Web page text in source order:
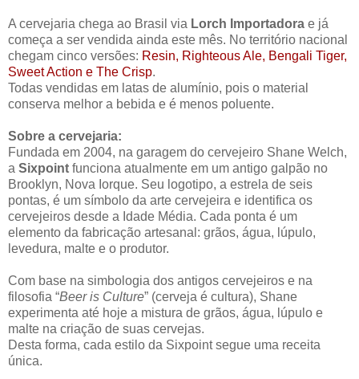
A cervejaria chega ao Brasil via Lorch Importadora e já
começa a ser vendida ainda este mês. No território nacional
chegam cinco versões: Resin, Righteous Ale, Bengali Tiger,
Sweet Action e The Crisp.
Todas vendidas em latas de alumínio, pois o material
conserva melhor a bebida e é menos poluente.
Sobre a cervejaria:
Fundada em 2004, na garagem do cervejeiro Shane Welch,
a Sixpoint funciona atualmente em um antigo galpão no
Brooklyn, Nova Iorque. Seu logotipo, a estrela de seis
pontas, é um símbolo da arte cervejeira e identifica os
cervejeiros desde a Idade Média. Cada ponta é um
elemento da fabricação artesanal: grãos, água, lúpulo,
levedura, malte e o produtor.
Com base na simbologia dos antigos cervejeiros e na
filosofia “Beer is Culture” (cerveja é cultura), Shane
experimenta até hoje a mistura de grãos, água, lúpulo e
malte na criação de suas cervejas.
Desta forma, cada estilo da Sixpoint segue uma receita
única.